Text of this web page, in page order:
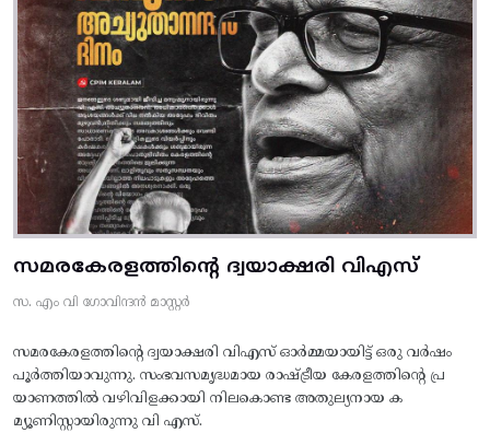
സമരകേരളത്തിൻ്റെ ദ്വയാക്ഷരി വിഎസ്
സ. എം വി ഗോവിന്ദൻ മാസ്റ്റർ
സമരകേരളത്തിൻ്റെ ദ്വയാക്ഷരി വിഎസ് ഓർമ്മയായിട്ട് ഒരു വർഷം
പൂർത്തിയാവുന്നു. സംഭവസമൃദ്ധമായ രാഷ്ട്രീയ കേരളത്തിന്റെ പ്ര
യാണത്തിൽ വഴിവിളക്കായി നിലകൊണ്ട അതുല്യനായ ക
മ്യൂണിസ്റ്റായിരുന്നു വി എസ്.